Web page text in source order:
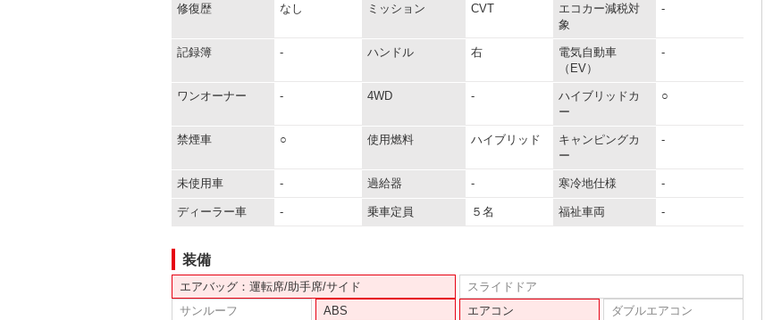
修復歴 なし ミッション CVT
エコカー減税対
象
-
記録簿 - ハンドル 右
電気自動車
（EV）
-
ワンオーナー - 4WD -
ハイブリッドカ
ー
○
禁煙車 ○ 使用燃料 ハイブリッド
キャンピングカ
ー
-
未使用車 - 過給器 - 寒冷地仕様 -
ディーラー車 - 乗車定員 ５名 福祉車両 -
装備
エアバッグ：運転席/助手席/サイド
スライドドア
サンルーフ
ABS エアコン
ダブルエアコン